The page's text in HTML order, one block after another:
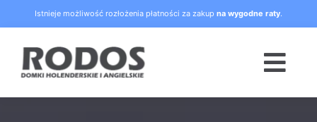
to
content
Istnieje możliwość rozłożenia płatności za zakup na wygodne raty.